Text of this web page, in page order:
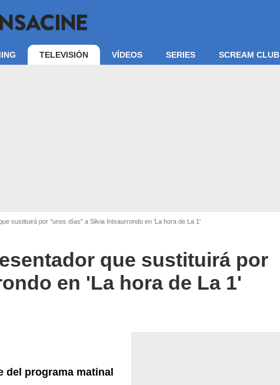
TELEVISIÓN VÍDEOS SERIES SCREAM CLUB
sustituirá por "unos días" a Silvia Intxaurrondo en 'La hora de La 1'
que sustituirá por
en 'La hora de La 1'
noticia
del programa matinal